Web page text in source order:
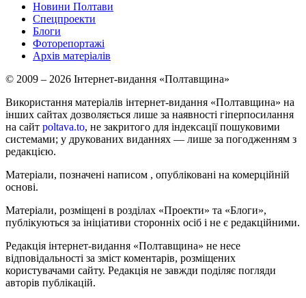
Новини Полтави
Спецпроекти
Блоги
Фоторепортажі
Архів матеріалів
© 2009 – 2026 Інтернет-видання «Полтавщина»
Використання матеріалів інтернет-видання «Полтавщина» на
інших сайтах дозволяється лише за наявності гіперпосилання
на сайт poltava.to, не закритого для індексації пошуковими
системами; у друкованих виданнях — лише за погодженням з
редакцією.
Матеріали, позначені написом , опубліковані на комерційній
основі.
Матеріали, розміщені в розділах «Проекти» та «Блоги»,
публікуються за ініціативи сторонніх осіб і не є редакційними.
Редакція інтернет-видання «Полтавщина» не несе
відповідальності за зміст коментарів, розміщених
користувачами сайту. Редакція не завжди поділяє погляди
авторів публікацій.